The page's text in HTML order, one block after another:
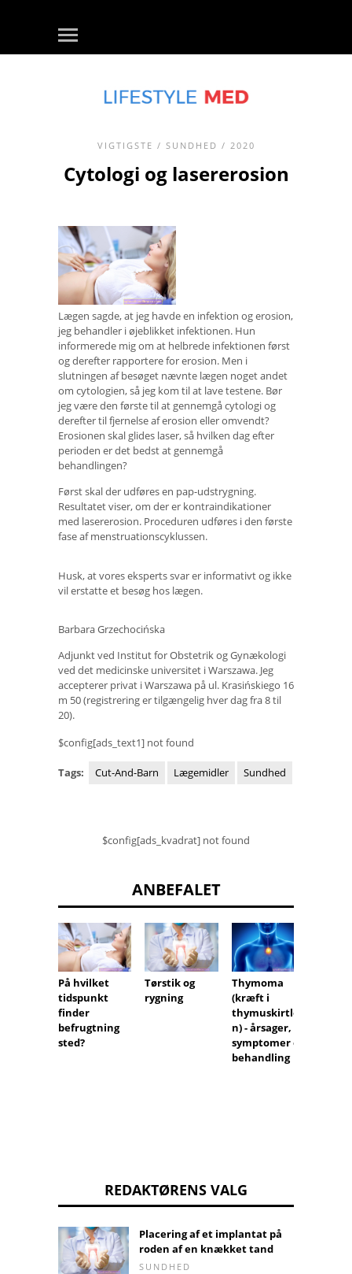
VIGTIGSTE / SUNDHED / 2020
Cytologi og lasererosion
Lægen sagde, at jeg havde en infektion og erosion,
jeg behandler i øjeblikket infektionen. Hun
informerede mig om at helbrede infektionen først
og derefter rapportere for erosion. Men i
slutningen af ​​besøget nævnte lægen noget andet
om cytologien, så jeg kom til at lave testene. Bør
jeg være den første til at gennemgå cytologi og
derefter til fjernelse af erosion eller omvendt?
Erosionen skal glides laser, så hvilken dag efter
perioden er det bedst at gennemgå
behandlingen?
Først skal der udføres en pap-udstrygning.
Resultatet viser, om der er kontraindikationer
med lasererosion. Proceduren udføres i den første
fase af menstruationscyklussen.
Husk, at vores eksperts svar er informativt og ikke
vil erstatte et besøg hos lægen.
Barbara Grzechocińska
Adjunkt ved Institut for Obstetrik og Gynækologi
ved det medicinske universitet i Warszawa. Jeg
accepterer privat i Warszawa på ul. Krasińskiego 16
m 50 (registrering er tilgængelig hver dag fra 8 til
20).
$config[ads_text1] not found
Tags: Cut-And-Barn Lægemidler Sundhed
$config[ads_kvadrat] not found
ANBEFALET
På hvilket
tidspunkt
finder
befrugtning
sted?
Tørstik og
rygning
Thymoma
(kræft i
thymuskirtle
n) - årsager,
symptomer og
behandling
REDAKTØRENS VALG
Placering af et implantat på
roden af ​​en knækket tand
SUNDHED